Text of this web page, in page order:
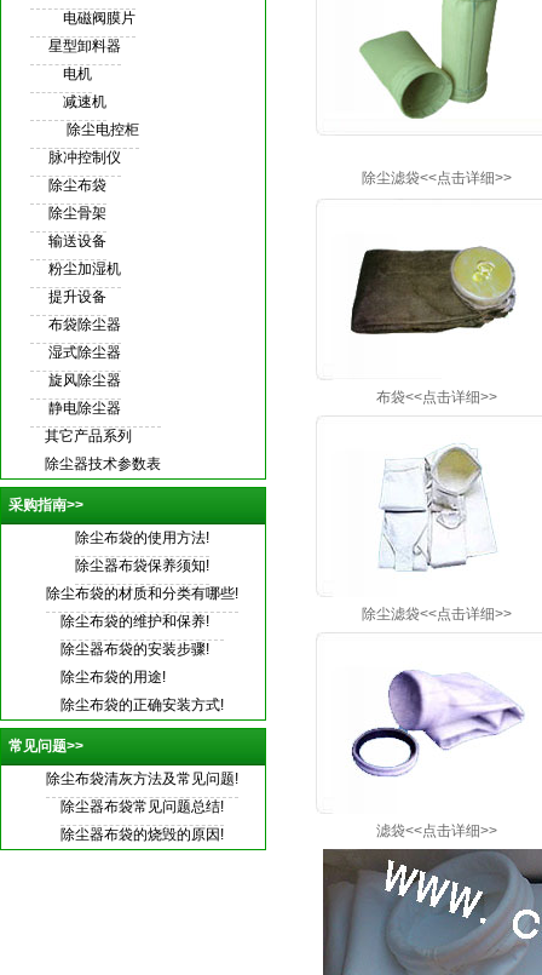
电磁阀膜片
星型卸料器
电机
减速机
除尘电控柜
脉冲控制仪
除尘布袋
除尘骨架
输送设备
粉尘加湿机
提升设备
布袋除尘器
湿式除尘器
旋风除尘器
静电除尘器
其它产品系列
除尘器技术参数表
采购指南>>
除尘布袋的使用方法!
除尘器布袋保养须知!
除尘布袋的材质和分类有哪些!
除尘布袋的维护和保养!
除尘器布袋的安装步骤!
除尘布袋的用途!
除尘布袋的正确安装方式!
常见问题>>
除尘布袋清灰方法及常见问题!
除尘器布袋常见问题总结!
除尘器布袋的烧毁的原因!
除尘滤袋<<点击详细>>
布袋<<点击详细>>
除尘滤袋<<点击详细>>
滤袋<<点击详细>>